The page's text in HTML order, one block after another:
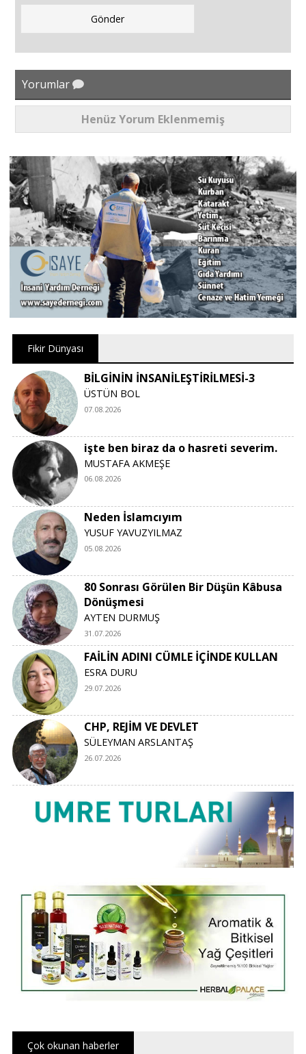
Yorumlar
Henüz Yorum Eklenmemiş
Fikir Dünyası
BİLGİNİN İNSANİLEŞTİRİLMESİ-3
ÜSTÜN BOL
07.08.2026
işte ben biraz da o hasreti severim.
MUSTAFA AKMEŞE
06.08.2026
Neden İslamcıyım
YUSUF YAVUZYILMAZ
05.08.2026
80 Sonrası Görülen Bir Düşün Kâbusa
Dönüşmesi
AYTEN DURMUŞ
31.07.2026
FAİLİN ADINI CÜMLE İÇİNDE KULLAN
ESRA DURU
29.07.2026
CHP, REJİM VE DEVLET
SÜLEYMAN ARSLANTAŞ
26.07.2026
Çok okunan haberler